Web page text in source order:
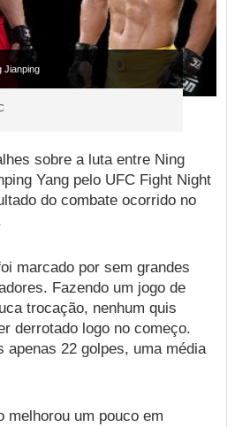
Jianping
sobre a luta entre Ning
Yang pelo UFC Fight Night
do combate ocorrido no
marcado por sem grandes
Fazendo um jogo de
trocação, nenhum quis
derrotado logo no começo.
apenas 22 golpes, uma média
melhorou um pouco em